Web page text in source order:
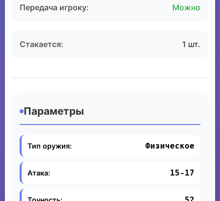
Передача игроку: Можно
Стакается: 1 шт.
Параметры
Тип оружия: Физическое
Атака: 15-17